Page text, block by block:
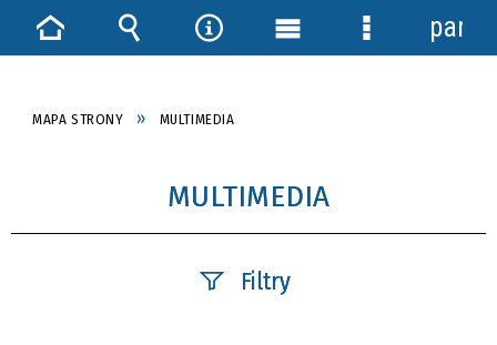
MAPA STRONY MULTIMEDIA
MULTIMEDIA
Filtry
StronaWyszukiwarka
Narzędzia
Menu Menu
panel